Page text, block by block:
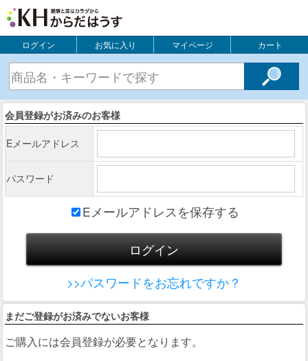
ログイン お気に入り マイページ カート
会員登録がお済みのお客様
Eメールアドレス
パスワード
Eメールアドレスを保存する
>>パスワードをお忘れですか？
まだご登録がお済みでないお客様
ご購入には会員登録が必要となります。